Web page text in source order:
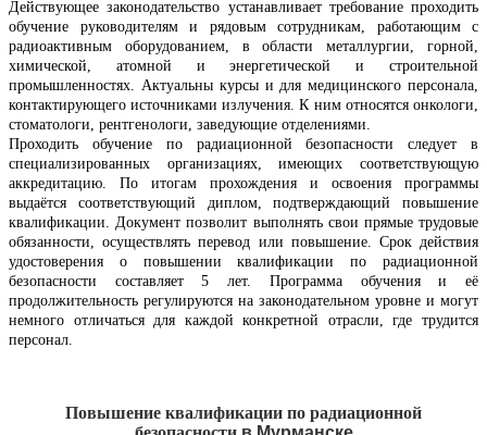
Действующее законодательство устанавливает требование проходить
обучение руководителям и рядовым сотрудникам, работающим с
радиоактивным оборудованием, в области металлургии, горной,
химической, атомной и энергетической и строительной
промышленностях. Актуальны курсы и для медицинского персонала,
контактирующего источниками излучения. К ним относятся онкологи,
стоматологи, рентгенологи, заведующие отделениями.
Проходить обучение по радиационной безопасности следует в
специализированных организациях, имеющих соответствующую
аккредитацию. По итогам прохождения и освоения программы
выдаётся соответствующий диплом, подтверждающий повышение
квалификации. Документ позволит выполнять свои прямые трудовые
обязанности, осуществлять перевод или повышение. Срок действия
удостоверения о повышении квалификации по радиационной
безопасности составляет 5 лет. Программа обучения и её
продолжительность регулируются на законодательном уровне и могут
немного отличаться для каждой конкретной отрасли, где трудится
персонал.
Повышение квалификации по радиационной